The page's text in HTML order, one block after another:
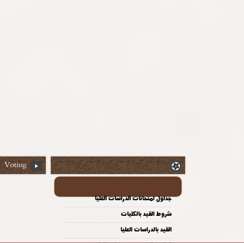
جداول امتحانات الدراسات العليا
شروط القيد بالكليات
القيد بالدراسات العليا
Voting